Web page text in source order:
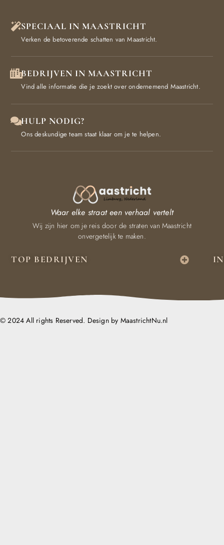
SPECIAAL IN MAASTRICHT
Verken de betoverende schatten van Maastricht.
BEDRIJVEN IN MAASTRICHT
Vind alle informatie die je zoekt over ondernemend Maastricht.
HULP NODIG?
Ons deskundige team staat klaar om je te helpen.
TOP BEDRIJVEN
Waar elke straat een verhaal vertelt
Wij zijn hier om je reis door de straten van Maastricht
onvergetelijk te maken.
© 2024 All rights Reserved. Design by MaastrichtNu.nl